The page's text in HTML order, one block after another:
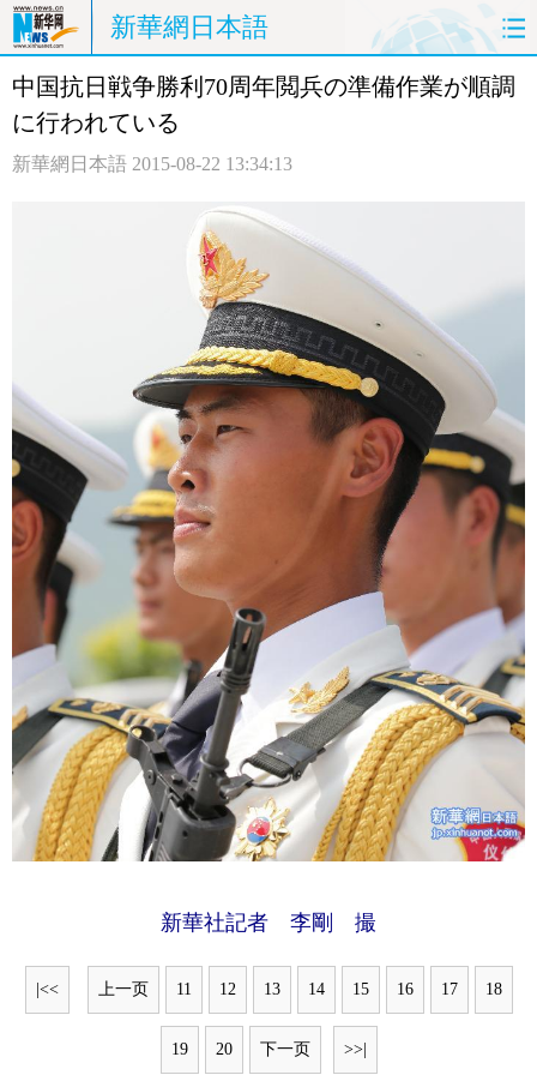
新華網日本語
ホームページ 政治 経済
中国抗日戦争勝利70周年閲兵の準備作業が順調
に行われている
新華網日本語 2015-08-22 13:34:13
新華社記者 李剛 撮
|<< 上一页 11 12 13 14 15 16 17 18
19 20 下一页 >>|